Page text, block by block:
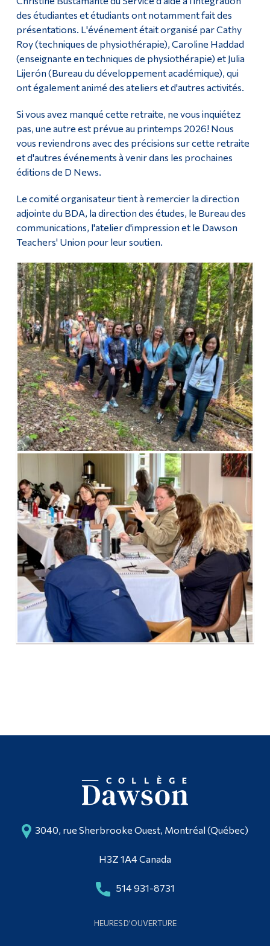
des étudiantes et étudiants ont notamment fait des
présentations. L'événement était organisé par Cathy
Roy (techniques de physiothérapie), Caroline Haddad
(enseignante en techniques de physiothérapie) et Julia
Lijerón (Bureau du développement académique), qui
ont également animé des ateliers et d'autres activités.
Si vous avez manqué cette retraite, ne vous inquiétez
pas, une autre est prévue au printemps 2026! Nous
vous reviendrons avec des précisions sur cette retraite
et d'autres événements à venir dans les prochaines
éditions de D News.
Le comité organisateur tient à remercier la direction
adjointe du BDA, la direction des études, le Bureau des
communications, l'atelier d'impression et le Dawson
Teachers' Union pour leur soutien.
3040, rue Sherbrooke Ouest, Montréal (Québec)
H3Z 1A4 Canada
514 931-8731
HEURES D'OUVERTURE